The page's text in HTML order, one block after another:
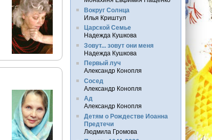
Вокруг Солнца
Илья Криштул
Царской Семье
Надежда Кушкова
Зовут... зовут они меня
Надежда Кушкова
Первый луч
Александр Конопля
Сосед
Александр Конопля
Ад
Александр Конопля
Детям о Рождестве Иоанна
Предтечи
Людмила Громова